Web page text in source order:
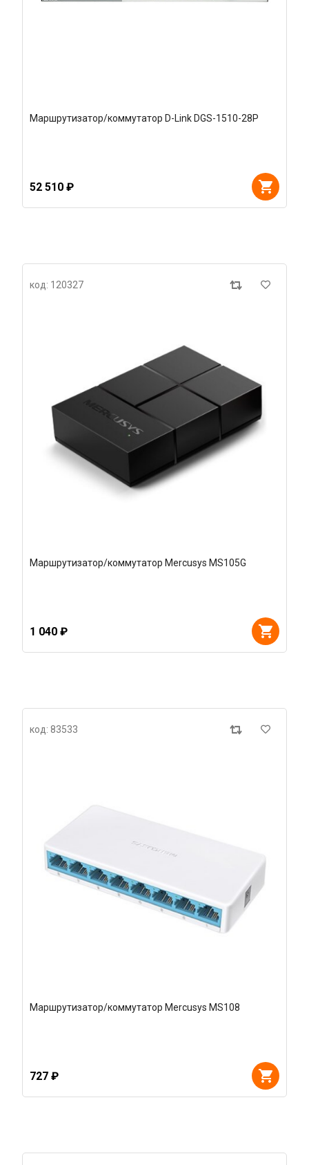
Маршрутизатор/коммутатор D-Link DGS-1510-28P
52 510 ₽
код: 120327
Маршрутизатор/коммутатор Mercusys MS105G
1 040 ₽
код: 83533
Маршрутизатор/коммутатор Mercusys MS108
727 ₽